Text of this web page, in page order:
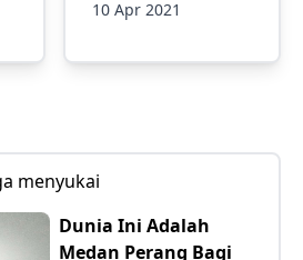
10 Apr 2021
menyukai
Dunia Ini Adalah
Medan Perang Bagi